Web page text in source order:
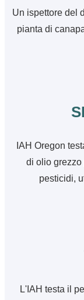
Un ispettore del
pianta di
IAH Oregon
di olio grezzo
pesticidi,
L'IAH testa il